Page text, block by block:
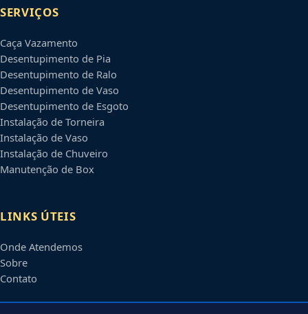
SERVIÇOS
Caça Vazamento
Desentupimento de Pia
Desentupimento de Ralo
Desentupimento de Vaso
Desentupimento de Esgoto
Instalação de Torneira
Instalação de Vaso
Instalação de Chuveiro
Manutenção de Box
LINKS ÚTEIS
Onde Atendemos
Sobre
Contato